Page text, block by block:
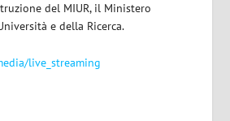
del MIUR, il Ministero
e della Ricerca.
live_streaming